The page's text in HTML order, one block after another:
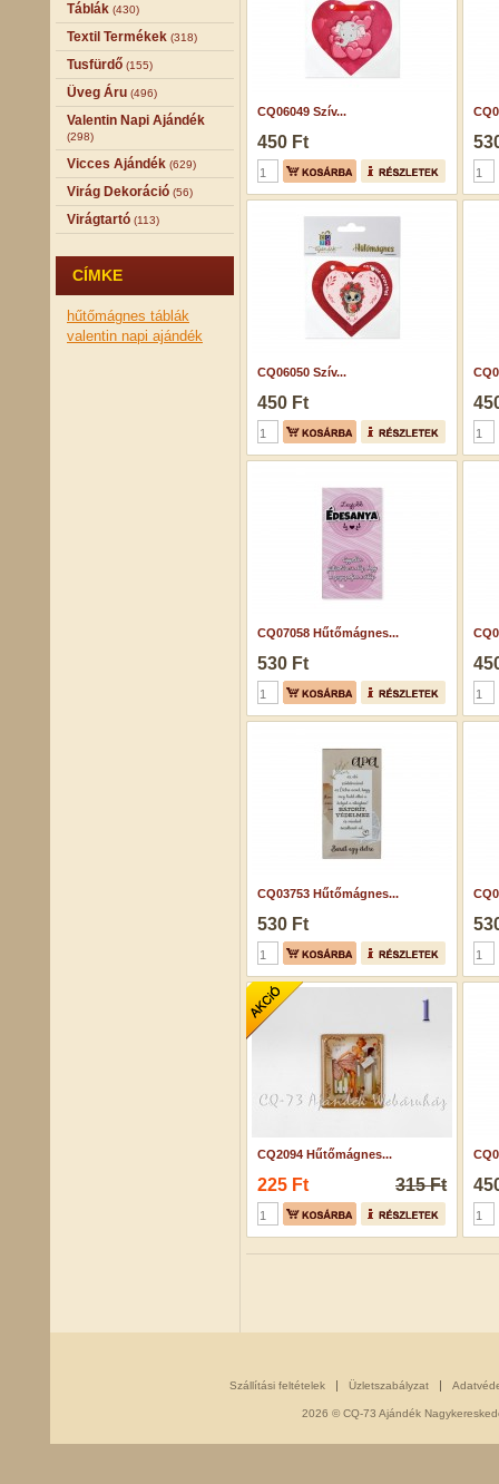
Táblák (430)
Textil Termékek (318)
Tusfürdő (155)
Üveg Áru (496)
Valentin Napi Ajándék
(298)
Vicces Ajándék (629)
Virág Dekoráció (56)
Virágtartó (113)
CÍMKE
hűtőmágnes táblák
valentin napi ajándék
CQ06049 Szív...
450 Ft
CQ06050 Szív...
450 Ft
CQ07058 Hűtőmágnes...
530 Ft
CQ03753 Hűtőmágnes...
530 Ft
CQ2094 Hűtőmágnes...
225 Ft 315 Ft
Szállítási feltételek Üzletszabályzat
2026 © CQ-73 Ajándék